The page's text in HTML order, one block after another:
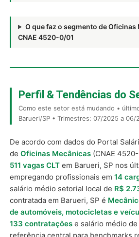
O que faz o segmento de
CNAE 4520-0/01
Perfil & Tendências do
Como este setor está mudando •
Barueri/SP • Trimestres: 07/2025 a 06/
De acordo com dados do Portal
de Oficinas Mecânicas (CNAE
511 vagas CLT em Barueri, SP nos
empregando profissionais em 14
salário médio setorial local de R$
contratada em Barueri, SP é
de automóveis, motocicletas e
133 contratações e salário médio de